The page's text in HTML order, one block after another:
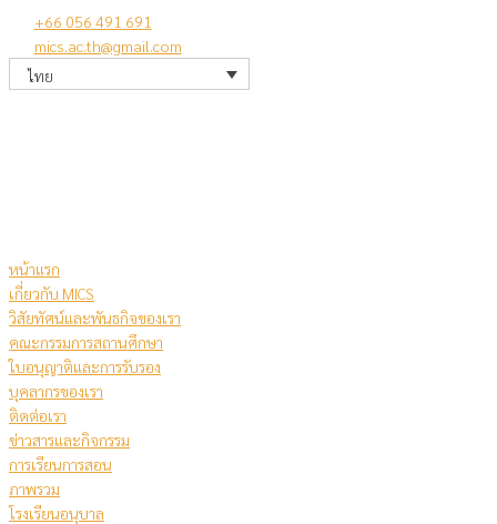
Skip
content
+66 056 491 691
mics.ac.th@gmail.com
ไทย
หน้าแรก
เกี่ยวกับ MICS
วิสัยทัศน์และพันธกิจของเรา
คณะกรรมการสถานศึกษา
ใบอนุญาติและการรับรอง
บุคลากรของเรา
ติดต่อเรา
ข่าวสารและกิจกรรม
การเรียนการสอน
ภาพรวม
โรงเรียนอนุบาล